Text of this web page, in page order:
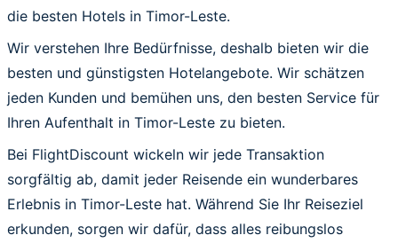
die besten Hotels in Timor-Leste.
Wir verstehen Ihre Bedürfnisse, deshalb bieten wir die
besten und günstigsten Hotelangebote. Wir schätzen
jeden Kunden und bemühen uns, den besten Service für
Ihren Aufenthalt in Timor-Leste zu bieten.
Bei FlightDiscount wickeln wir jede Transaktion
sorgfältig ab, damit jeder Reisende ein wunderbares
Erlebnis in Timor-Leste hat. Während Sie Ihr Reiseziel
erkunden, sorgen wir dafür, dass alles reibungslos